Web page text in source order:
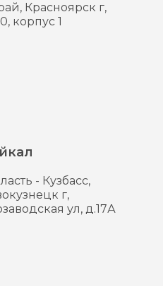
Красноярск г,
корпус 1
- Кузбасс,
г,
ул, д.17А